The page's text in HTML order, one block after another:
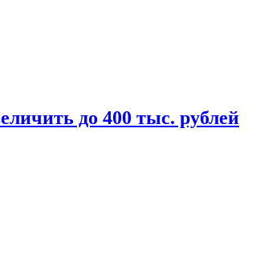
до 400 тыс. рублей